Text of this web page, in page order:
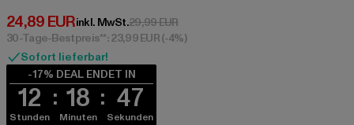
24,89 EUR
Derzeitiger Preis: 24,89 EUR
inkl. MwSt.29,99 EURAktionspreis: 29,99 EUR
30-Tage-Bestpreis**: 23,99 EUR(-4%)
Sofort lieferbar!
-17% DEAL ENDET IN
12
Stunden
18
Minuten
47
Sekunden